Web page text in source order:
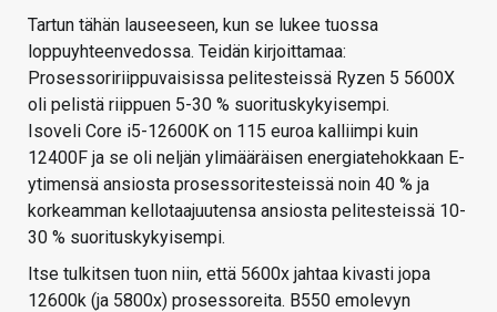
Tartun tähän lauseeseen, kun se lukee tuossa
loppuyhteenvedossa. Teidän kirjoittamaa:
Prosessoririippuvaisissa pelitesteissä Ryzen 5 5600X
oli pelistä riippuen 5-30 % suorituskykyisempi.
Isoveli Core i5-12600K on 115 euroa kalliimpi kuin
12400F ja se oli neljän ylimääräisen energiatehokkaan E-
ytimensä ansiosta prosessoritesteissä noin 40 % ja
korkeamman kellotaajuutensa ansiosta pelitesteissä 10-
30 % suorituskykyisempi.
Itse tulkitsen tuon niin, että 5600x jahtaa kivasti jopa
12600k (ja 5800x) prosessoreita. B550 emolevyn